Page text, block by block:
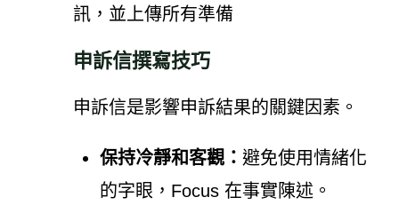
訊，並上傳所有準備
申訴信撰寫技巧
申訴信是影響申訴結果的關鍵因素。
保持冷靜和客觀： 避免使用情緒化
的字眼，Focus 在事實陳述。